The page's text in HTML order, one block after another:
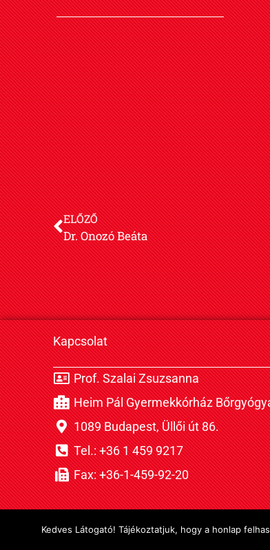
ELŐZŐ
Dr. Onozó Beáta
Kapcsolat
Prof. Szalai Zsuzsanna
Heim Pál Gyermekkórház
1089 Budapest, Üllői út 86.
Tel.: +36 1 459 9217
Fax: +36-1-459-92-20
Kedves Látogató! Tájékoztatjuk, hogy a honlap